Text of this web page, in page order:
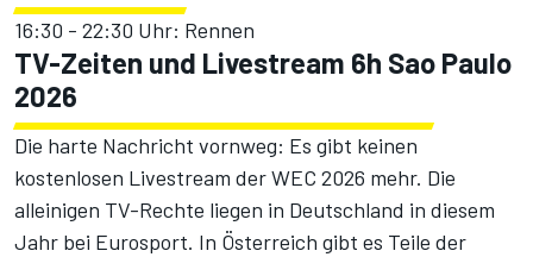
16:30 - 22:30 Uhr: Rennen
TV-Zeiten und Livestream 6h Sao Paulo
2026
Die harte Nachricht vornweg: Es gibt keinen
kostenlosen Livestream der WEC 2026 mehr. Die
alleinigen TV-Rechte liegen in Deutschland in diesem
Jahr bei Eurosport. In Österreich gibt es Teile der